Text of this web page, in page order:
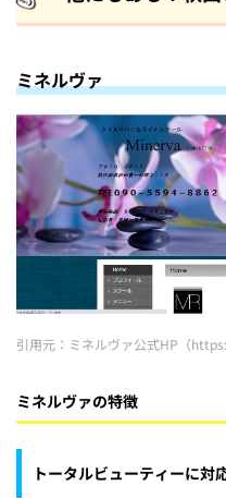
ミネルヴァ
引用元：ミネルヴァ公式HP（
ミネルヴァの特徴
トータルビューティーに対